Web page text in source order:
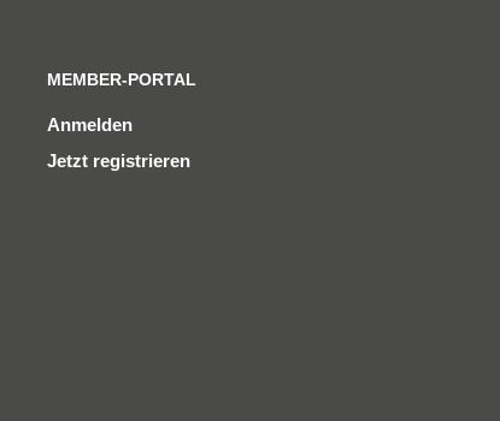
MEMBER-PORTAL
Anmelden
Jetzt registrieren